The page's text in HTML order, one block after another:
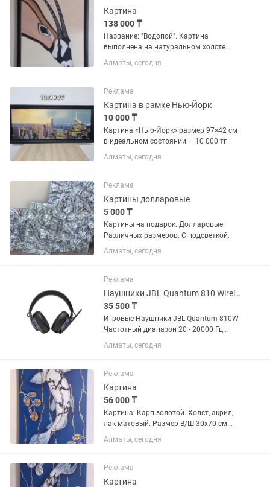
Картина
138 000 ₸
Название: "Водопой". Картина
выполнена на натуральном холсте
высоко устойчивыми акриловыми
красками с применением текстурной
раме 86х56 см. Картина выполнена в...
Алматы, сегодня
Реклама
Картина в рамке Нью-Йорк
10 000 ₸
Картина «Нью-Йорк» размер 97×42 см
в идеальном состоянии — 10 000 тг
Алматы, сегодня
Реклама
Картины долларовые
5 000 ₸
Картины на подарок. Долларовые.
Различных размеров. С подсветкой.
Алматы, сегодня
Реклама
Наушники JBL Quantum 810 Wireless
35 500 ₸
Игровые Наушники JBL Quantum 810W
Частотный диапазон 20 - 20000 Гц
Сопротивление 32 Ом
Чувствительность 95 дБ Беспроводные
- закрытого типа Шумоподавление -...
Алматы, сегодня
Реклама
Картина
56 000 ₸
Картина: Карп золотой. Холст, акрил,
лак матовый. Размер В/Ш 30х70 см.
Выполнена на натуральном холсте
высоко устойчивыми акриловыми
потали. Покрытата лаком. Картина...
Алматы, сегодня
Реклама
Картина